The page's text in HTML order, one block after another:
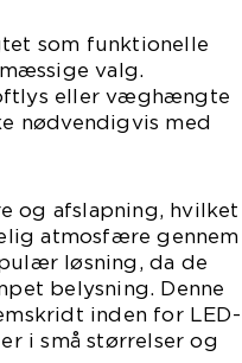
som funktionelle
valg.
eller væghængte
nødvendigvis med
og afslapning, hvilket
atmosfære gennem
løsning, da de
belysning. Denne
inden for LED-
i små størrelser og